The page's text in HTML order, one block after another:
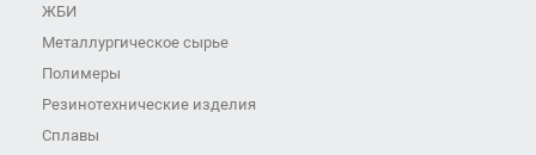
ЖБИ
Металлургическое сырье
Полимеры
Резинотехнические изделия
Сплавы